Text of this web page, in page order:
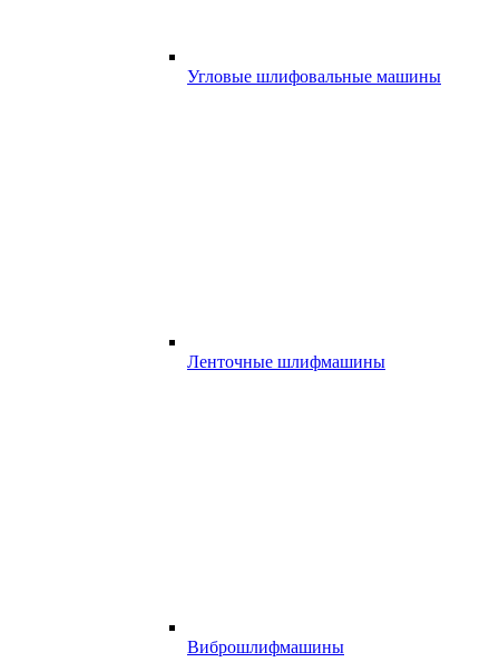
Угловые шлифовальные машины
Ленточные шлифмашины
Виброшлифмашины